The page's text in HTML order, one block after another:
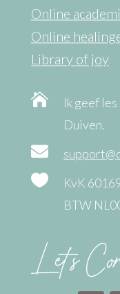
Online
Online
Library of joy

Ik geef
Duiven.


KvK
BTW
Let’s